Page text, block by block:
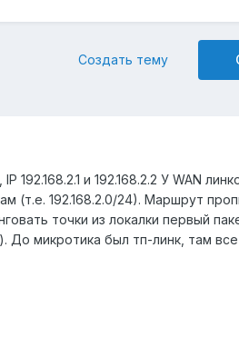
Создать тему
и 192.168.2.2 У WAN
(т.е. 192.168.2.0/24). Маршрут
точки из локалки первый
микротика был тп-линк, там